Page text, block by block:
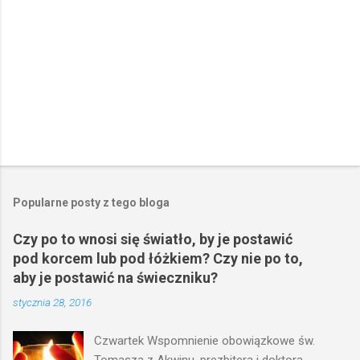
Popularne posty z tego bloga
Czy po to wnosi się światło, by je postawić
pod korcem lub pod łóżkiem? Czy nie po to,
aby je postawić na świeczniku?
stycznia 28, 2016
Czwartek Wspomnienie obowiązkowe św.